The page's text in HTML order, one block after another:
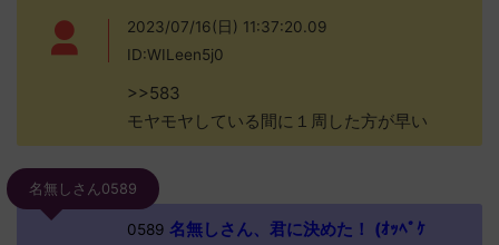
2023/07/16(日) 11:37:20.09
ID:WILeen5j0
>>583
モヤモヤしている間に１周した方が早い
名無しさん0589
0589 名無しさん、君に決めた！ (ｵｯﾍﾟｹ